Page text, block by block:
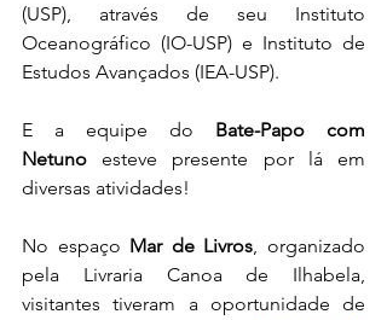
(USP), através de seu Instituto
Oceanográfico (IO-USP) e Instituto de
Estudos Avançados (IEA-USP).
E a equipe do Bate-Papo com
Netuno esteve presente por lá em
diversas atividades!
No espaço Mar de Livros, organizado
pela Livraria Canoa de Ilhabela,
visitantes tiveram a oportunidade de